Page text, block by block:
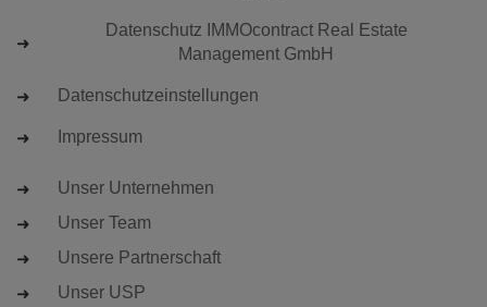
Datenschutz IMMOcontract Real Estate
Management GmbH
Datenschutzeinstellungen
Impressum
Unser Unternehmen
Unser Team
Unsere Partnerschaft
Unser USP